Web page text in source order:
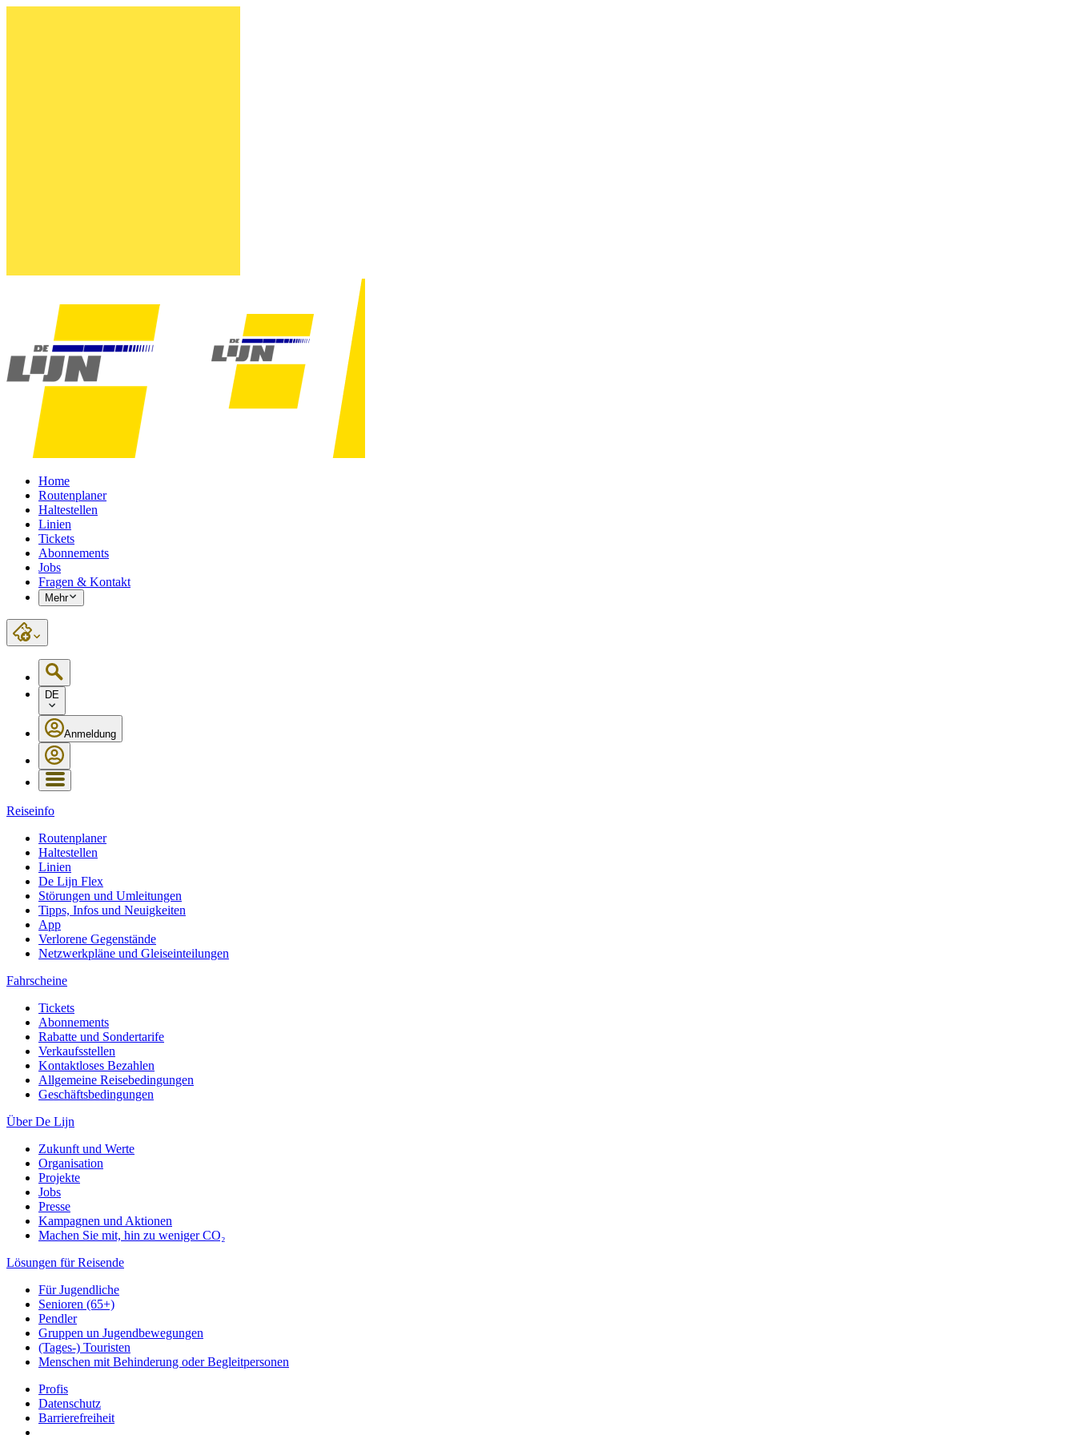
Home
Routenplaner
Haltestellen
Linien
Tickets
Abonnements
Jobs
Fragen & Kontakt
Mehr
DE
Anmeldung
Reiseinfo
Routenplaner
Haltestellen
Linien
De Lijn Flex
Störungen und Umleitungen
Tipps, Infos und Neuigkeiten
App
Verlorene Gegenstände
Netzwerkpläne und Gleiseinteilungen
Fahrscheine
Tickets
Abonnements
Rabatte und Sondertarife
Verkaufsstellen
Kontaktloses Bezahlen
Allgemeine Reisebedingungen
Geschäftsbedingungen
Über De Lijn
Zukunft und Werte
Organisation
Projekte
Jobs
Presse
Kampagnen und Aktionen
Machen Sie mit, hin zu weniger CO₂
Lösungen für Reisende
Für Jugendliche
Senioren (65+)
Pendler
Gruppen un Jugendbewegungen
(Tages-) Touristen
Menschen mit Behinderung oder Begleitpersonen
Profis
Datenschutz
Barrierefreiheit